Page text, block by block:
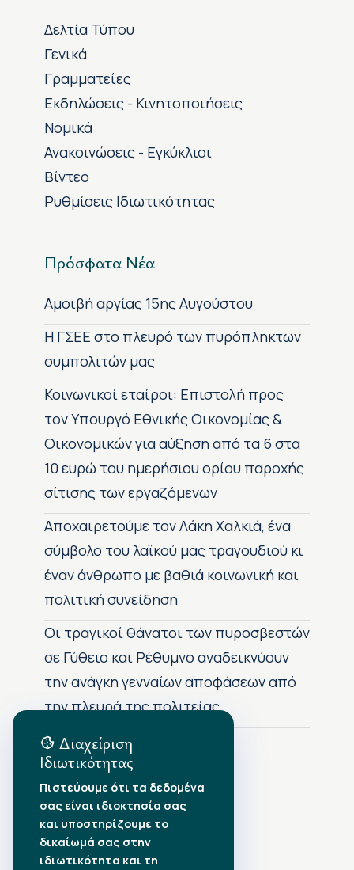
Δελτία Τύπου
Γενικά
Γραμματείες
Εκδηλώσεις - Κινητοποιήσεις
Νομικά
Ανακοινώσεις - Εγκύκλιοι
Βίντεο
Ρυθμίσεις Ιδιωτικότητας
Πρόσφατα Νέα
Αμοιβή αργίας 15ης Αυγούστου
H ΓΣΕΕ στο πλευρό των πυρόπληκτων
συμπολιτών μας
Κοινωνικοί εταίροι: Επιστολή προς
τον Υπουργό Εθνικής Οικονομίας &
Οικονομικών για αύξηση από τα 6 στα
10 ευρώ του ημερήσιου ορίου παροχής
σίτισης των εργαζόμενων
Αποχαιρετούμε τον Λάκη Χαλκιά, ένα
σύμβολο του λαϊκού μας τραγουδιού κι
έναν άνθρωπο με βαθιά κοινωνική και
πολιτική συνείδηση
Οι τραγικοί θάνατοι των πυροσβεστών
σε Γύθειο και Ρέθυμνο αναδεικνύουν
την ανάγκη γενναίων αποφάσεων από
την πλευρά της πολιτείας
Αρχείο Δημοσιεύσεων
•Αύγουστος 2026
•Ιούλιος 2026
•Ιούνιος 2026
•Μάιος 2026
Διαχείριση
Ιδιωτικότητας
Πιστεύουμε ότι τα δεδομένα
σας είναι ιδιοκτησία σας
και υποστηρίζουμε το
δικαίωμά σας στην
ιδιωτικότητα και τη